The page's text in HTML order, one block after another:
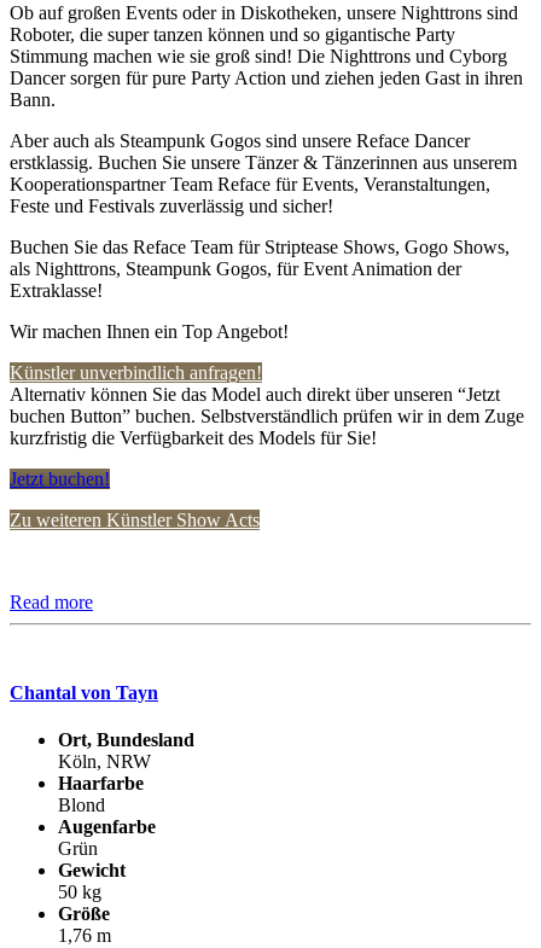
Ob auf großen Events oder in Diskotheken, unsere Nighttrons sind
Roboter, die super tanzen können und so gigantische Party
Stimmung machen wie sie groß sind! Die Nighttrons und Cyborg
Dancer sorgen für pure Party Action und ziehen jeden Gast in ihren
Bann.
Aber auch als Steampunk Gogos sind unsere Reface Dancer
erstklassig. Buchen Sie unsere Tänzer & Tänzerinnen aus unserem
Kooperationspartner Team Reface für Events, Veranstaltungen,
Feste und Festivals zuverlässig und sicher!
Buchen Sie das Reface Team für Striptease Shows, Gogo Shows,
als Nighttrons, Steampunk Gogos, für Event Animation der
Extraklasse!
Wir machen Ihnen ein Top Angebot!
Künstler unverbindlich anfragen!
Alternativ können Sie das Model auch direkt über unseren “Jetzt
buchen Button” buchen. Selbstverständlich prüfen wir in dem Zuge
kurzfristig die Verfügbarkeit des Models für Sie!
Jetzt buchen!
Zu weiteren Künstler Show Acts
Read more
Chantal von Tayn
Ort, Bundesland
Köln, NRW
Haarfarbe
Blond
Augenfarbe
Grün
Gewicht
50 kg
Größe
1,76 m